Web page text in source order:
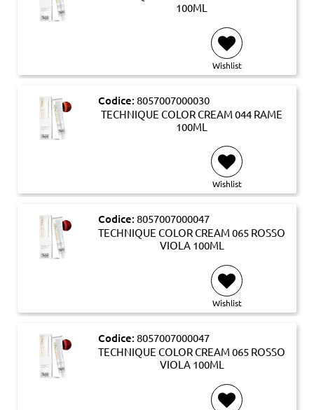
100ML
Wishlist
Codice: 8057007000030
TECHNIQUE COLOR CREAM 044 RAME
100ML
Wishlist
Codice: 8057007000047
TECHNIQUE COLOR CREAM 065 ROSSO
VIOLA 100ML
Wishlist
Codice: 8057007000047
TECHNIQUE COLOR CREAM 065 ROSSO
VIOLA 100ML